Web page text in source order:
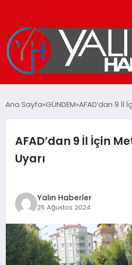
SPOR
DÜNYA
YAŞAM
EĞİTİM
TEKNOLOJİ
Ana Sayfa GÜNDEM AFAD’dan 9 İl
AFAD’dan 9 İl İçin
Uyarı
Yalın Haberler
25 Ağustos 2024